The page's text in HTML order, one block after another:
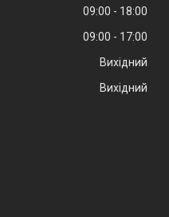
09:00
18:00
09:00
17:00
Вихідний
Вихідний